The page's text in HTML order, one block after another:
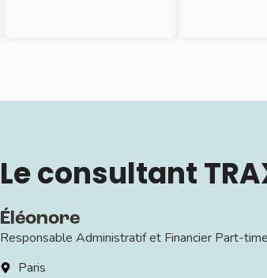
Le consultant
Éléonore
Responsable Administratif et Financier Part-
Paris